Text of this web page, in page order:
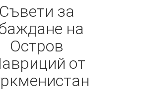
Съвети за
на
Остров
от